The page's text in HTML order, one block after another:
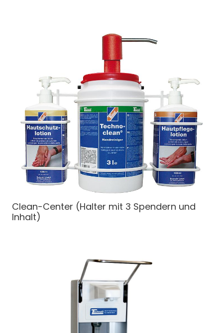
Clean-Center (Halter mit 3 Spendern und
Inhalt)